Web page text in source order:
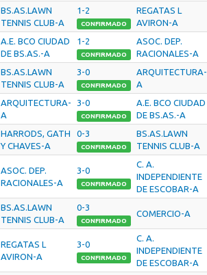
BS.AS.LAWN
TENNIS CLUB-A
1-2
CONFIRMADO
REGATAS L
AVIRON-A
A.E. BCO CIUDAD
DE BS.AS.-A
1-2
CONFIRMADO
ASOC. DEP.
RACIONALES-A
BS.AS.LAWN
TENNIS CLUB-A
3-0
CONFIRMADO
ARQUITECTURA-
A
ARQUITECTURA-
A
3-0
CONFIRMADO
A.E. BCO CIUDAD
DE BS.AS.-A
HARRODS, GATH
Y CHAVES-A
0-3
CONFIRMADO
BS.AS.LAWN
TENNIS CLUB-A
ASOC. DEP.
RACIONALES-A
3-0
CONFIRMADO
C. A.
INDEPENDIENTE
DE ESCOBAR-A
BS.AS.LAWN
TENNIS CLUB-A
0-3
CONFIRMADO
COMERCIO-A
REGATAS L
AVIRON-A
3-0
CONFIRMADO
C. A.
INDEPENDIENTE
DE ESCOBAR-A